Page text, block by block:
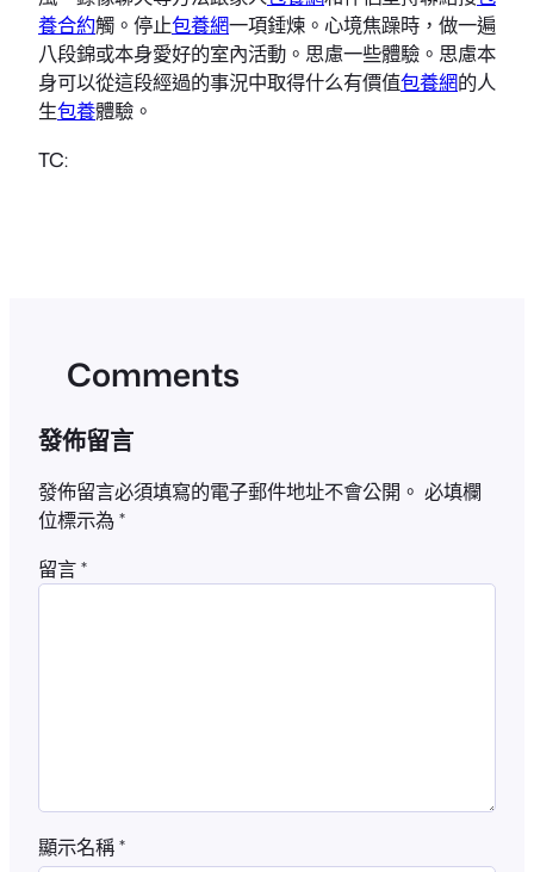
養合約觸。停止包養網一項錘煉。心境焦躁時，做一遍
八段錦或本身愛好的室內活動。思慮一些體驗。思慮本
身可以從這段經過的事況中取得什么有價值包養網的人
生包養體驗。
TC:
Comments
發佈留言
發佈留言必須填寫的電子郵件地址不會公開。 必填欄
位標示為*
留言*
顯示名稱*